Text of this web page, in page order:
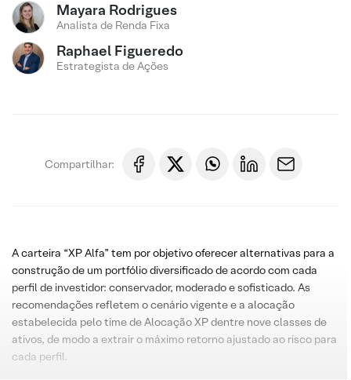
Mayara Rodrigues
Analista de Renda Fixa
Raphael Figueredo
Estrategista de Ações
Compartilhar:
A carteira “XP Alfa” tem por objetivo oferecer alternativas para a
construção de um portfólio diversificado de acordo com cada
perfil de investidor: conservador, moderado e sofisticado. As
recomendações refletem o cenário vigente e a alocação
estabelecida pelo time de Alocação XP dentre nove classes de
ativos, de modo a extrair o máximo retorno ajustado ao risco para
cada perfil.